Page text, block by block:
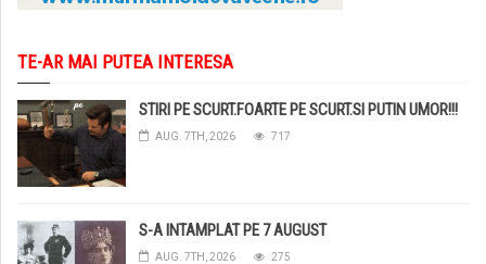
TE-AR MAI PUTEA INTERESA
STIRI PE SCURT.FOARTE PE SCURT.SI PUTIN UMOR!!!
AUG. 7TH, 2026 717
S-A INTAMPLAT PE 7 AUGUST
AUG. 7TH, 2026 275